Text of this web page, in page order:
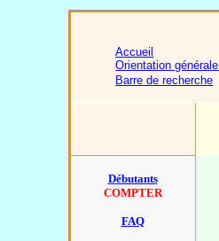
Accueil
Orientation générale
Barre de recherche
Débutants
COMPTER
FAQ